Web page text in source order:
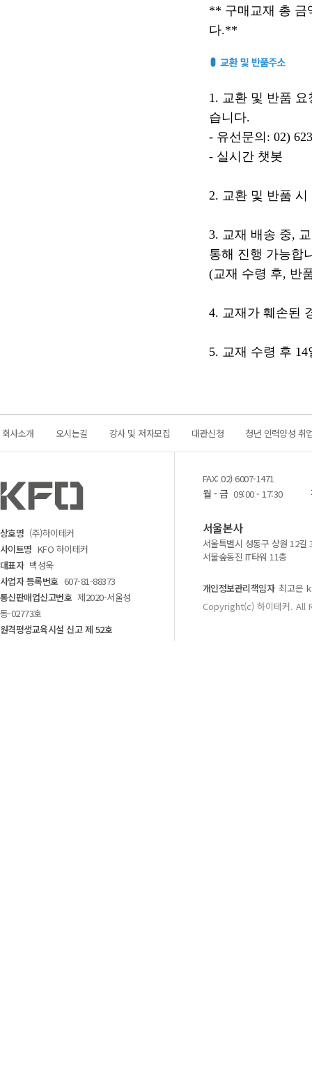
** 구매교재 총 금
다.**
1. 교환 및 반품
습니다.
- 유선문의: 02)
- 실시간 챗봇
2. 교환 및 반품 시
3. 교재 배송 중,
통해 진행 가능합
(교재 수령 후, 반
4. 교재가 훼손된
5. 교재 수령 후
회사소개 오시는길 강사 및 저자모집 대관신청 청년 인력양성 취
상호명 (주)하이테커
사이트명 KFO 하이테커
대표자 백성욱
사업자 등록번호 607-81-88373
통신판매업신고번호 제2020-서울성
동-02773호
원격평생교육시설 신고 제 52호
FAX: 02) 6007-1471
월 - 금 09:00 - 17:30
서울본사
서울특별시 성동구 상원 12길
서울숲동진 IT타워 11층
개인정보관리책임자 최고은
Copyright(c) 하이테커.